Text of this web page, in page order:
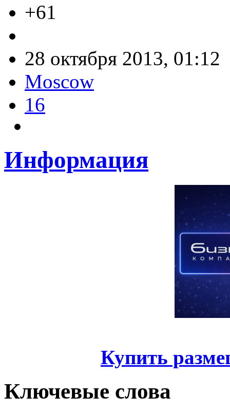
+61
28 октября 2013, 01:12
Moscow
16
Информация
Купить
Ключевые слова